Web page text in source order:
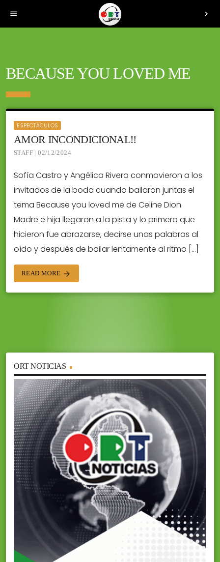
menu chevron_right
BECAUSE YOU LOVED ME
ESPECTÁCULOS
AMOR INCONDICIONAL!!
STAFF | 02/12/2024
Sofía Castro y Angélica Rivera conmovieron a los
invitados de la boda cuando bailaron juntas el
tema Because you loved me de Celine Dion.
Madre e hija llegaron a la pista y lo primero que
hicieron fue abrazarse, decirse unas palabras al
oído y después de bailar lentamente al ritmo […]
READ MORE arrow_forward
ORT NOTICIAS